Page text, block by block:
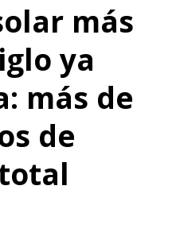
más
ya
más de
de